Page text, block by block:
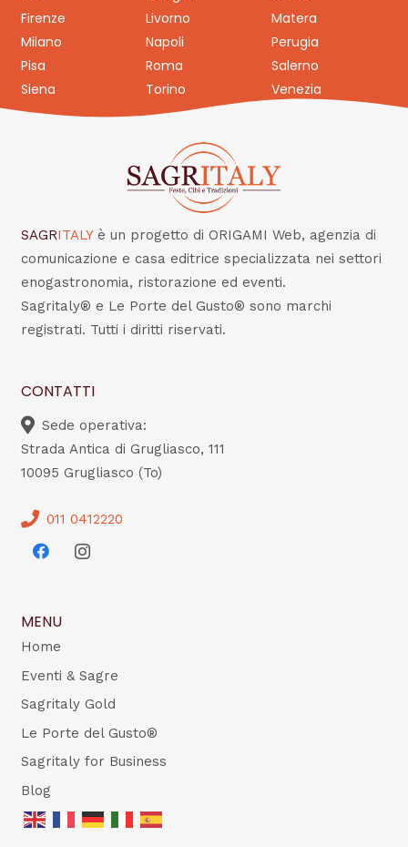
Firenze
Livorno
Matera
Milano
Napoli
Perugia
Pisa
Roma
Salerno
Siena
Torino Venezia
SAGRITALY è un progetto di ORIGAMI Web, agenzia di
comunicazione e casa editrice specializzata nei settori
enogastronomia, ristorazione ed eventi.
Sagritaly® e Le Porte del Gusto® sono marchi
registrati. Tutti i diritti riservati.
CONTATTI
Sede operativa:
Strada Antica di Grugliasco, 111
10095 Grugliasco (To)
011 0412220
MENU
Home
Eventi & Sagre
Sagritaly Gold
Le Porte del Gusto®
Sagritaly for Business
Blog